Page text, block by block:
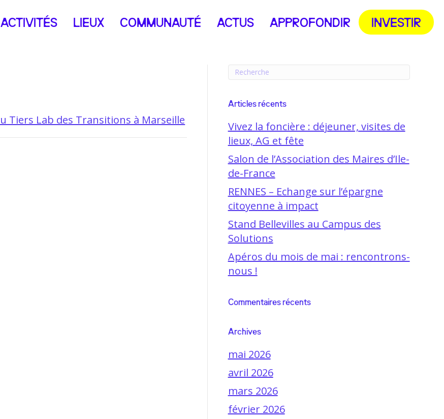
ACTIVITÉS LIEUX COMMUNAUTÉ ACTUS APPROFONDIR INVESTIR
Articles récents
Vivez la foncière : déjeuner, visites de
lieux, AG et fête
Salon de l’Association des Maires d’Ile-
de-France
RENNES – Echange sur l’épargne
citoyenne à impact
Stand Bellevilles au Campus des
Solutions
Apéros du mois de mai : rencontrons-
nous !
Commentaires récents
Archives
mai 2026
avril 2026
mars 2026
février 2026